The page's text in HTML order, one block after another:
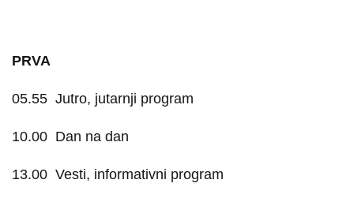
PRVA
05.55 Jutro, jutarnji program
10.00 Dan na dan
13.00 Vesti, informativni program